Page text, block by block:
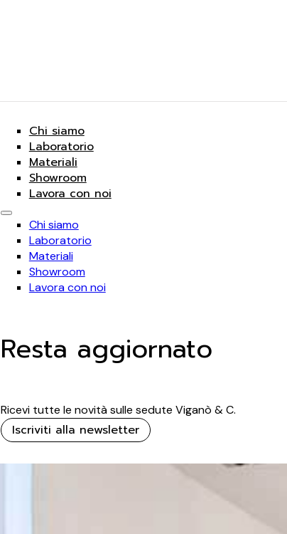
Chi siamo
Laboratorio
Materiali
Showroom
Lavora con noi
Chi siamo
Laboratorio
Materiali
Showroom
Lavora con noi
Resta aggiornato
Ricevi tutte le novità sulle sedute Viganò & C.
Iscriviti alla newsletter